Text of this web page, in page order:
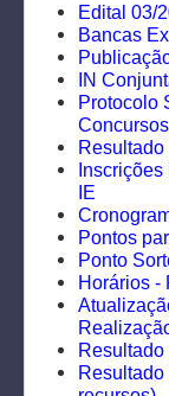
Edital 03/
Bancas
IN
Protocolo
Concursos
IE
Pontos
Ponto
Horários -